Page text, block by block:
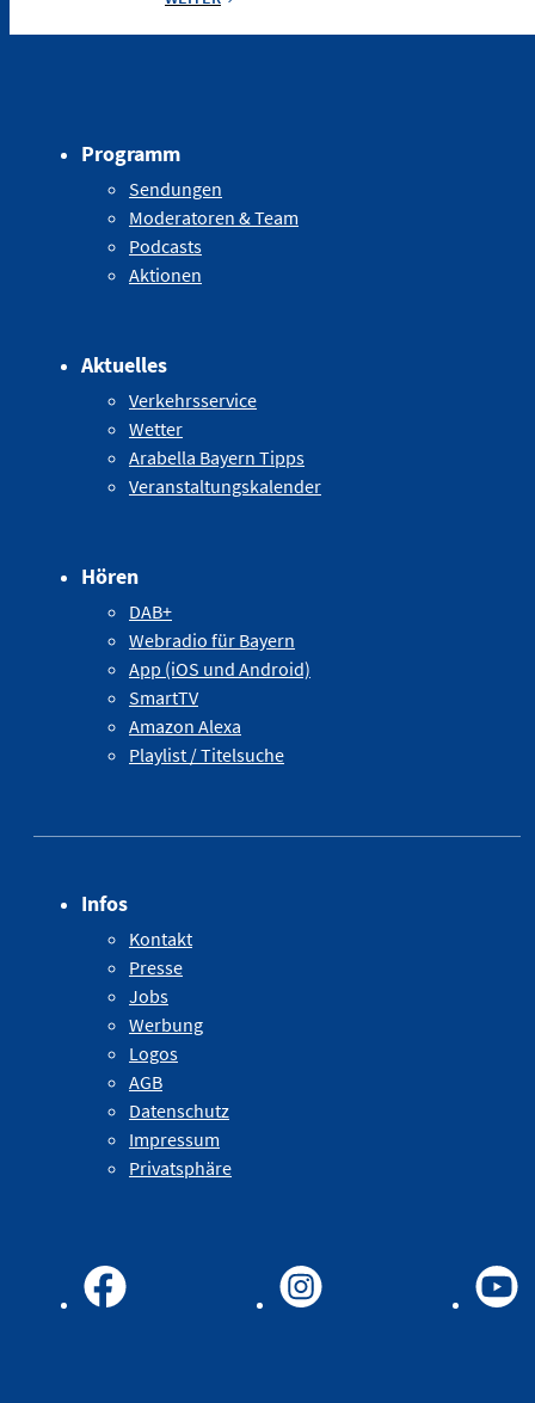
Programm
Sendungen
Moderatoren & Team
Podcasts
Aktionen
Aktuelles
Verkehrsservice
Wetter
Arabella Bayern Tipps
Veranstaltungskalender
Hören
DAB+
Webradio für Bayern
App (iOS und Android)
SmartTV
Amazon Alexa
Playlist / Titelsuche
Infos
Kontakt
Presse
Jobs
Werbung
Logos
AGB
Datenschutz
Impressum
Privatsphäre